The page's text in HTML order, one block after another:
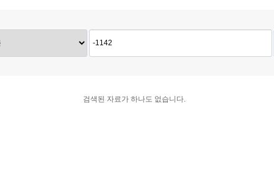
검색된 자료가 하나도 없습니다.